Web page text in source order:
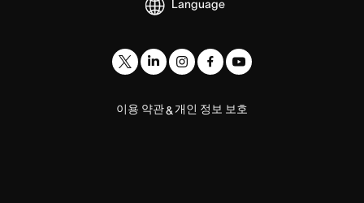
Language
이용 약관& 개인 정보 보호